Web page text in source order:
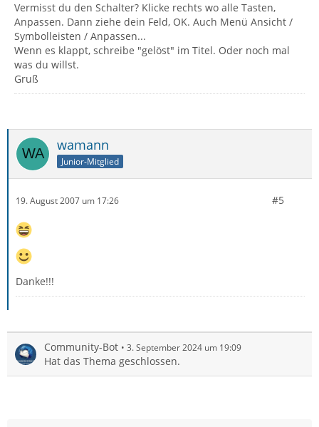
Vermisst du den Schalter? Klicke rechts wo alle Tasten,
Anpassen. Dann ziehe dein Feld, OK. Auch Menü Ansicht /
Symbolleisten / Anpassen...
Wenn es klappt, schreibe "gelöst" im Titel. Oder noch mal
was du willst.
Gruß
wamann
Junior-Mitglied
19. August 2007 um 17:26 #5
Danke!!!
Community-Bot 3. September 2024 um 19:09
Hat das Thema geschlossen.